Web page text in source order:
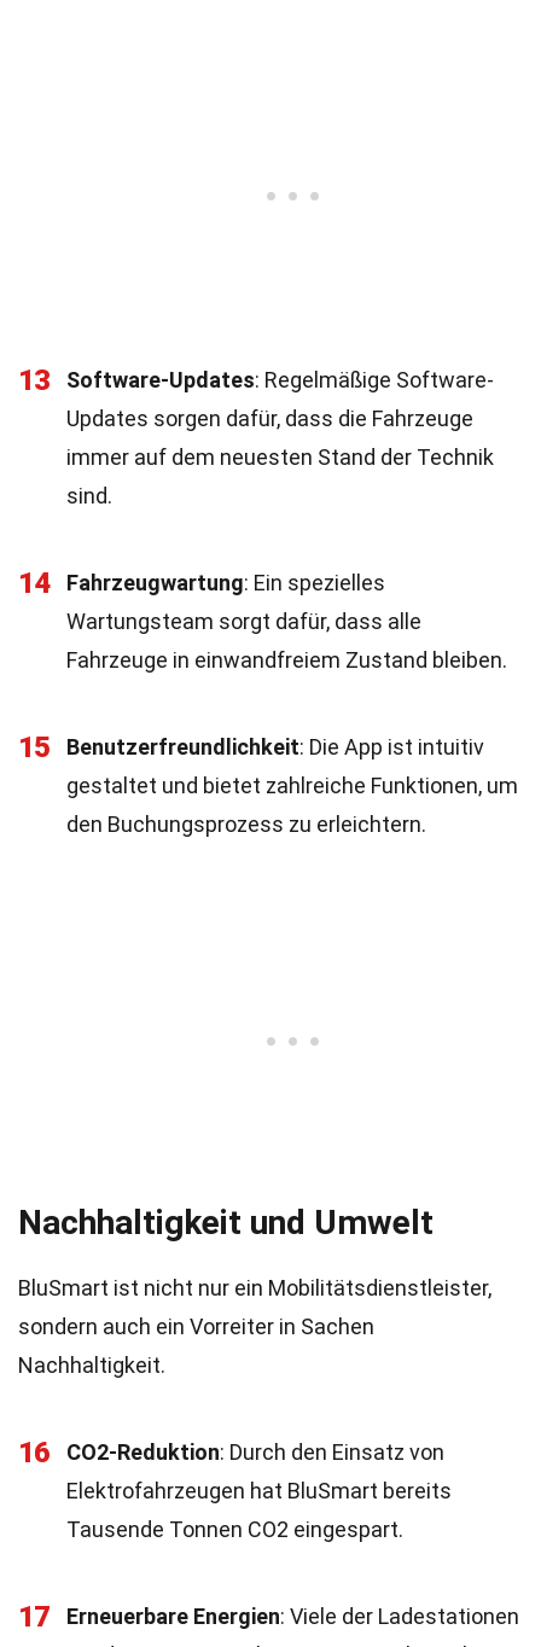
13 Software-Updates: Regelmäßige Software-
Updates sorgen dafür, dass die Fahrzeuge
immer auf dem neuesten Stand der Technik
sind.
14 Fahrzeugwartung: Ein spezielles
Wartungsteam sorgt dafür, dass alle
Fahrzeuge in einwandfreiem Zustand bleiben.
15 Benutzerfreundlichkeit: Die App ist intuitiv
gestaltet und bietet zahlreiche Funktionen, um
den Buchungsprozess zu erleichtern.
Nachhaltigkeit und Umwelt
BluSmart ist nicht nur ein Mobilitätsdienstleister,
sondern auch ein Vorreiter in Sachen
Nachhaltigkeit.
16 CO2-Reduktion: Durch den Einsatz von
Elektrofahrzeugen hat BluSmart bereits
Tausende Tonnen CO2 eingespart.
17 Erneuerbare Energien: Viele der Ladestationen